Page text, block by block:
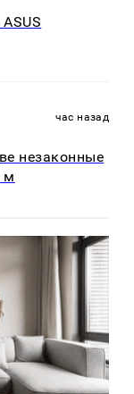
час назад
незаконные
м